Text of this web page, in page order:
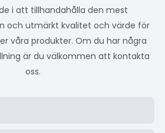
i att tillhandahålla den mest
och utmärkt kvalitet och värde för
våra produkter. Om du har några
är du välkommen att kontakta
oss.